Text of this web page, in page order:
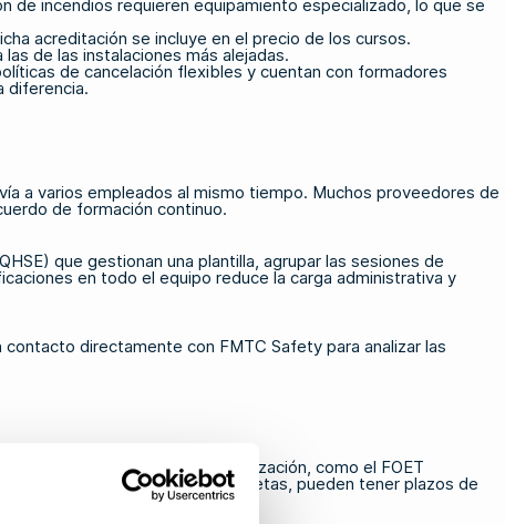
de incendios requieren equipamiento especializado, lo que se
acreditación se incluye en el precio de los cursos.
de las instalaciones más alejadas.
de cancelación flexibles y cuentan con formadores
diferencia.
a varios empleados al mismo tiempo. Muchos proveedores de
de formación continuo.
que gestionan una plantilla, agrupar las sesiones de
en todo el equipo reduce la carga administrativa y
contacto directamente con FMTC Safety para analizar las
realizar un curso de actualización, como el FOET
a funciones o regiones concretas, pueden tener plazos de